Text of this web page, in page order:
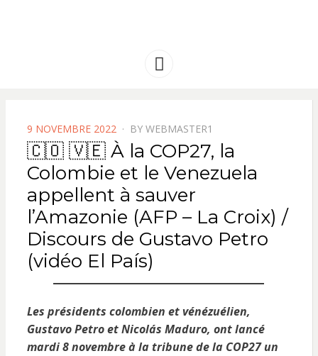
AMERIQUE
Menu
POSTED
ON
9 NOVEMBRE 2022 BY WEBMASTER1
🇨🇴 🇻🇪 À la COP27, la
Colombie et le Venezuela
appellent à sauver
l’Amazonie (AFP – La Croix) /
Discours de Gustavo Petro
(vidéo El País)
Les présidents colombien et vénézuélien,
Gustavo Petro et Nicolás Maduro, ont lancé
mardi 8 novembre à la tribune de la COP27 un